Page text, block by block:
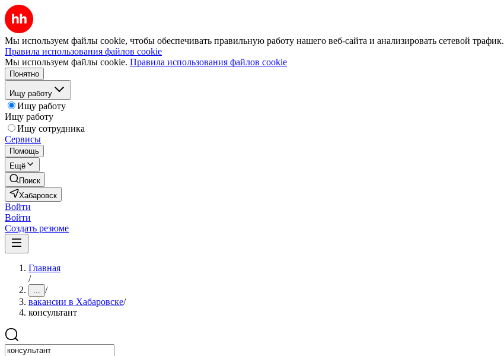
Мы используем файлы cookie, чтобы обеспечивать правильную работу нашего веб-сайта и анализировать сетевой трафик.
Правила использования файлов cookie
Мы используем файлы cookie. Правила использования файлов cookie
Понятно
Ищу работу
Ищу работу
Ищу работу
Ищу сотрудника
Сервисы
Помощь
Ещё
Поиск
Хабаровск
Войти
Войти
Создать резюме
Главная
/
... /
вакансии в Хабаровске/
консультант